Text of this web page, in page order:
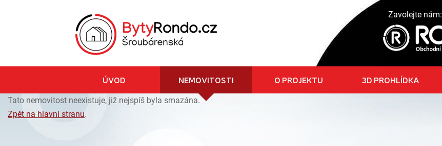
Zavolejte nám:
ÚVOD NEMOVITOSTI O PROJEKTU 3D PROHLÍDKA
Tato nemovitost neexistuje, již nejspíš byla smazána.
Zpět na hlavní stranu.